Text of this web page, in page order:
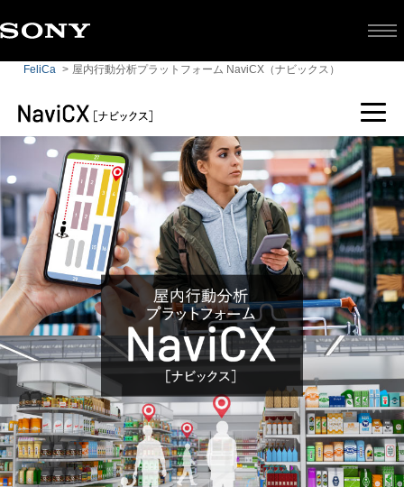
FeliCa 屋内行動分析プラットフォーム NaviCX（ナビックス）
サービス概要
NaviCXの技術
5つの特長
導入事例
活用例
よくある質問